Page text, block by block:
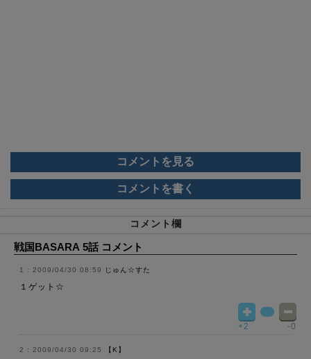
コメントを見る
コメントを書く
コメント欄
戦国BASARA 5話 コメント
2009/04/30 08:59 じゅん☆すた
１ゲット☆
+2 -0
2009/04/30 09:25 【K】